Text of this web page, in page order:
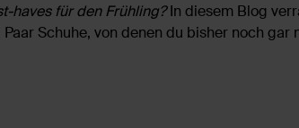
haves für den Frühling?In diesem Blog
Schuhe, von denen du bisher noch